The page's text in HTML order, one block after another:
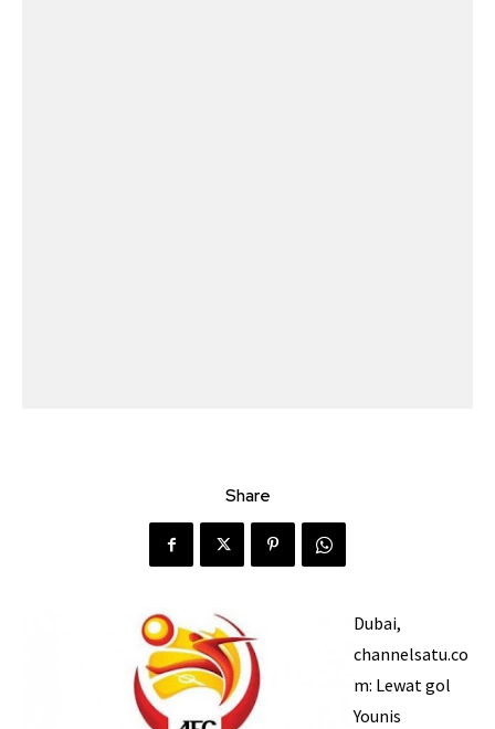
Share
Dubai,
channelsatu.co
m: Lewat gol
Younis